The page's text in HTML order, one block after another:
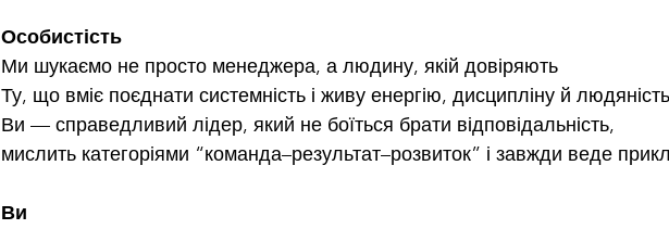
Особистість
Ми шукаємо не просто менеджера, а людину, якій довіряють
Ту, що вміє поєднати системність і живу енергію, дисципліну й людяність
Ви — справедливий лідер, який не боїться брати відповідальність,
мислить категоріями “команда–результат–розвиток” і завжди веде
Ви